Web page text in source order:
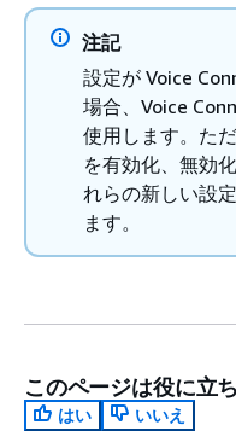
注記
設定が Voice
場合、Voice
使用します。た
を有効化、無効
れらの新しい設
ます。
このページは役に立
はい
いいえ